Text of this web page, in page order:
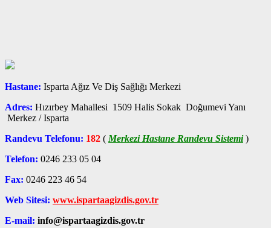
Hastane: Isparta Ağız Ve Diş Sağlığı Merkezi
Adres: Hızırbey Mahallesi 1509 Halis Sokak Doğumevi Yanı
Merkez / Isparta
Randevu Telefonu: 182 ( Merkezi Hastane Randevu Sistemi )
Telefon: 0246 233 05 04
Fax: 0246 223 46 54
Web Sitesi: www.ispartaagizdis.gov.tr
E-mail: info@ispartaagizdis.gov.tr